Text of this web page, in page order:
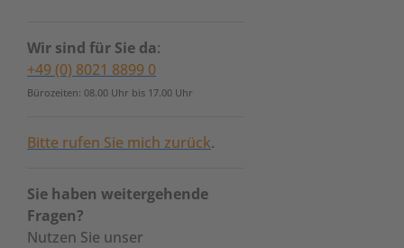
Wir sind für Sie da:
+49 (0) 8021 8899 0
Bürozeiten: 08.00 Uhr bis 17.00 Uhr
Bitte rufen Sie mich zurück.
Sie haben weitergehende
Fragen?
Nutzen Sie unser